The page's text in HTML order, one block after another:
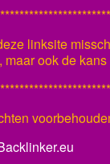
linksite
ook de kans